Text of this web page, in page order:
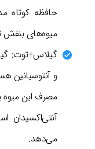
حافظه کوتاه
میوه‌های بنفش
گیلاس+توت:
و آنتوسیانین
مصرف این میوه
می‌دهد.